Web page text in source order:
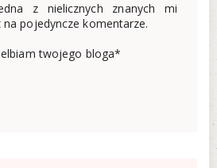
z nielicznych znanych mi
pojedyncze komentarze.
twojego bloga*